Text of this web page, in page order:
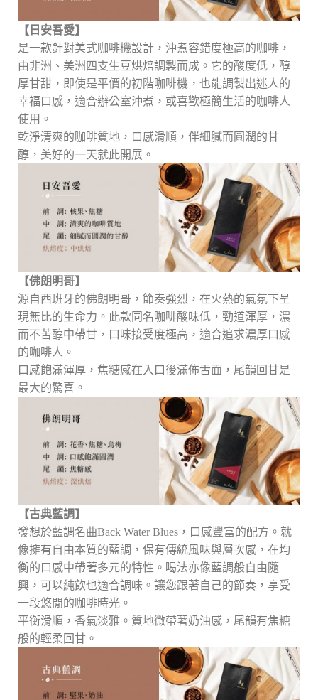
【日安吾愛】
是一款針對美式咖啡機設計，沖煮容錯度極高的咖啡，
由非洲、美洲四支生豆烘焙調製而成。它的酸度低，醇
厚甘甜，即使是平價的初階咖啡機，也能調製出迷人的
幸福口感，適合辦公室沖煮，或喜歡極簡生活的咖啡人
使用。
乾淨清爽的咖啡質地，口感滑順，伴細膩而圓潤的甘
醇，美好的一天就此開展。
【佛朗明哥】
源自西班牙的佛朗明哥，節奏強烈，在火熱的氣氛下呈
現無比的生命力。此款同名咖啡酸味低，勁道渾厚，濃
而不苦醇中帶甘，口味接受度極高，適合追求濃厚口感
的咖啡人。
口感飽滿渾厚，焦糖感在入口後滿佈舌面，尾韻回甘是
最大的驚喜。
【古典藍調】
發想於藍調名曲Back Water Blues，口感豐富的配方。就
像擁有自由本質的藍調，保有傳統風味與層次感，在均
衡的口感中帶著多元的特性。喝法亦像藍調般自由隨
興，可以純飲也適合調味。讓您跟著自己的節奏，享受
一段悠閒的咖啡時光。
平衡滑順，香氣淡雅。質地微帶著奶油感，尾韻有焦糖
般的輕柔回甘。